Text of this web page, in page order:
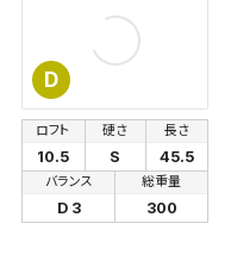
D
ロフト
10.5
硬さ
S
長さ
45.5
バランス
D 3
総重量
300